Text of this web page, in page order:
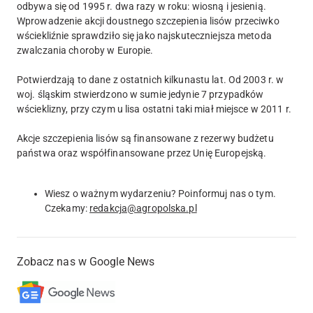
odbywa się od 1995 r. dwa razy w roku: wiosną i jesienią.
Wprowadzenie akcji doustnego szczepienia lisów przeciwko
wściekliźnie sprawdziło się jako najskuteczniejsza metoda
zwalczania choroby w Europie.
Potwierdzają to dane z ostatnich kilkunastu lat. Od 2003 r. w
woj. śląskim stwierdzono w sumie jedynie 7 przypadków
wścieklizny, przy czym u lisa ostatni taki miał miejsce w 2011 r.
Akcje szczepienia lisów są finansowane z rezerwy budżetu
państwa oraz współfinansowane przez Unię Europejską.
Wiesz o ważnym wydarzeniu? Poinformuj nas o tym.
Czekamy: redakcja@agropolska.pl
Zobacz nas w Google News